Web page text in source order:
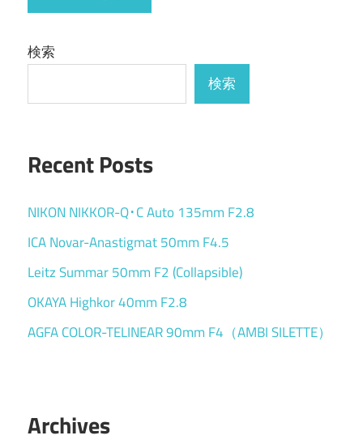
検索
検索
Recent Posts
NIKON NIKKOR-Q･C Auto 135mm F2.8
ICA Novar-Anastigmat 50mm F4.5
Leitz Summar 50mm F2 (Collapsible)
OKAYA Highkor 40mm F2.8
AGFA COLOR-TELINEAR 90mm F4（AMBI SILETTE）
Archives